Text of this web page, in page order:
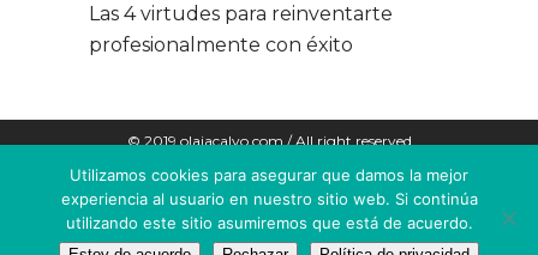
Las 4 virtudes para reinventarte
profesionalmente con éxito
© 2019 olaiacalvo.com / All right reserved
POLÍTICA DE COOKIES
AVISO LEGAL
Utilizamos cookies para asegurar que damos la mejor
experiencia al usuario en nuestro sitio web. Si continúa
utilizando este sitio asumiremos que está de acuerdo.